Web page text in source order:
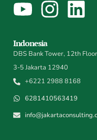
Indonesia
DBS Bank Tower, 12th
3-5 Jakarta 12940
+6221 2988 8168
6281410563419